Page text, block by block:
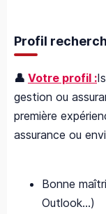
Profil
👤 Votre profil :
gestion ou
première
assurance ou
Bonne
Outlook…)